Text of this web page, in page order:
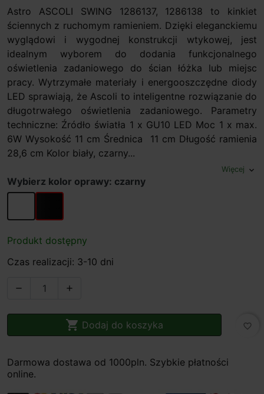
Astro ASCOLI SWING 1286137, 1286138 to kinkiet
ściennych z ruchomym ramieniem. Dzięki eleganckiemu
wyglądowi i wygodnej konstrukcji wtykowej, jest
idealnym wyborem do dodania funkcjonalnego
oświetlenia zadaniowego do ścian łóżka lub miejsc
pracy. Wytrzymałe materiały i energooszczędne diody
LED sprawiają, że Ascoli to inteligentne rozwiązanie do
długotrwałego oświetlenia zadaniowego. Parametry
techniczne: Źródło światła 1 x GU10 LED Moc 1 x max.
6W Wysokość 11 cm Średnica 11 cm Długość ramienia
28,6 cm Kolor biały, czarny...
Więcej expand_more
Wybierz kolor oprawy: czarny
biały czarny
Produkt dostępny
Czas realizacji: 3-10 dni
 
 Dodaj do koszyka favorite_border
Darmowa dostawa od 1000pln. Szybkie płatności
online.